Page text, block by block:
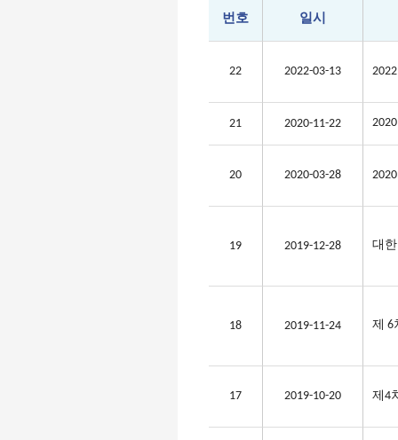
번호 일시
22 2022-03-13
21 2020-11-22
20 2020-03-28
19 2019-12-28 대
18 2019-11-24 제 6
17 2019-10-20 제4